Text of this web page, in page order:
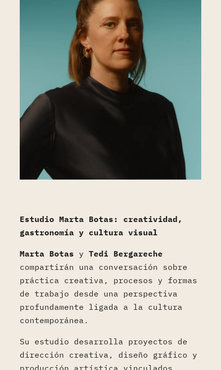
Estudio Marta Botas: creatividad,
gastronomía y cultura visual
Marta Botas y Tedi Bergareche
compartirán una conversación sobre
práctica creativa, procesos y formas
de trabajo desde una perspectiva
profundamente ligada a la cultura
contemporánea.
Su estudio desarrolla proyectos de
dirección creativa, diseño gráfico y
producción artística vinculados